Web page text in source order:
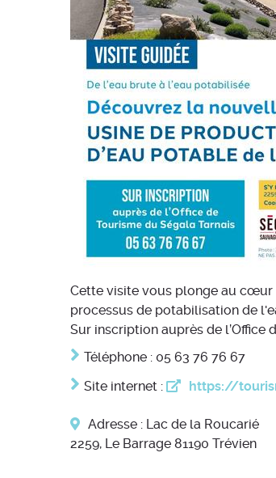
Cette visite vous plonge au cœur
processus de potabilisation de
Sur inscription auprès de
Téléphone : 05 63 76 76 67
Site internet :
https://
Adresse : Lac de la Roucarié
2259, Le Barrage 81190 Trévien